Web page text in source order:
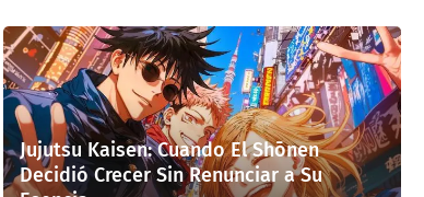
Jujutsu Kaisen: Cuando El Shōnen
Decidió Crecer Sin Renunciar a Su